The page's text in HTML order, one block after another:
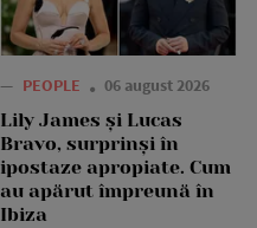
— PEOPLE 06 august 2026
Lily James și Lucas
Bravo, surprinși în
ipostaze apropiate. Cum
au apărut împreună în
Ibiza